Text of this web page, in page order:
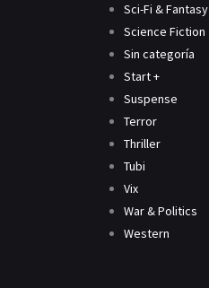
Sci-Fi & Fantasy
Science Fiction
Sin categoría
Start +
Suspense
Terror
Thriller
Tubi
Vix
War & Politics
Western